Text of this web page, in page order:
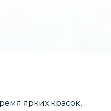
ярких красок,